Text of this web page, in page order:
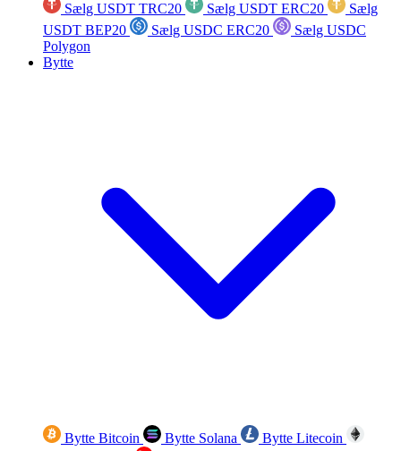
Sælg USDT TRC20
Sælg USDT ERC20
Sælg
USDT BEP20
Sælg USDC ERC20
Sælg USDC
Polygon
Bytte
Bytte Bitcoin Bytte Solana
Bytte Litecoin